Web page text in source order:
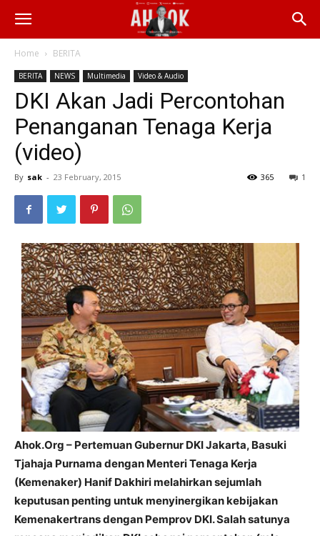
Home BERITA
BERITA NEWS Multimedia Video & Audio
DKI Akan Jadi Percontohan
Penanganan Tenaga Kerja
(video)
By sak - 23 February, 2015 1
365
Ahok.Org – Pertemuan Gubernur DKI Jakarta, Basuki
Tjahaja Purnama dengan Menteri Tenaga Kerja
(Kemenaker) Hanif Dakhiri melahirkan sejumlah
keputusan penting untuk menyinergikan kebijakan
Kemenakertrans dengan Pemprov DKI. Salah satunya